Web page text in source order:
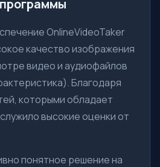
OnlineVideoTaker
качество изображения
видео и аудиофайлов
Благодаря
которыми обладает
высокие оценки от
понятное решение на